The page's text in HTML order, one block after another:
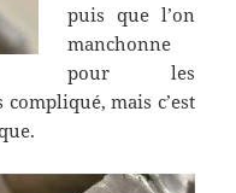
puis que l’on
manchonne
pour les
mais c’est